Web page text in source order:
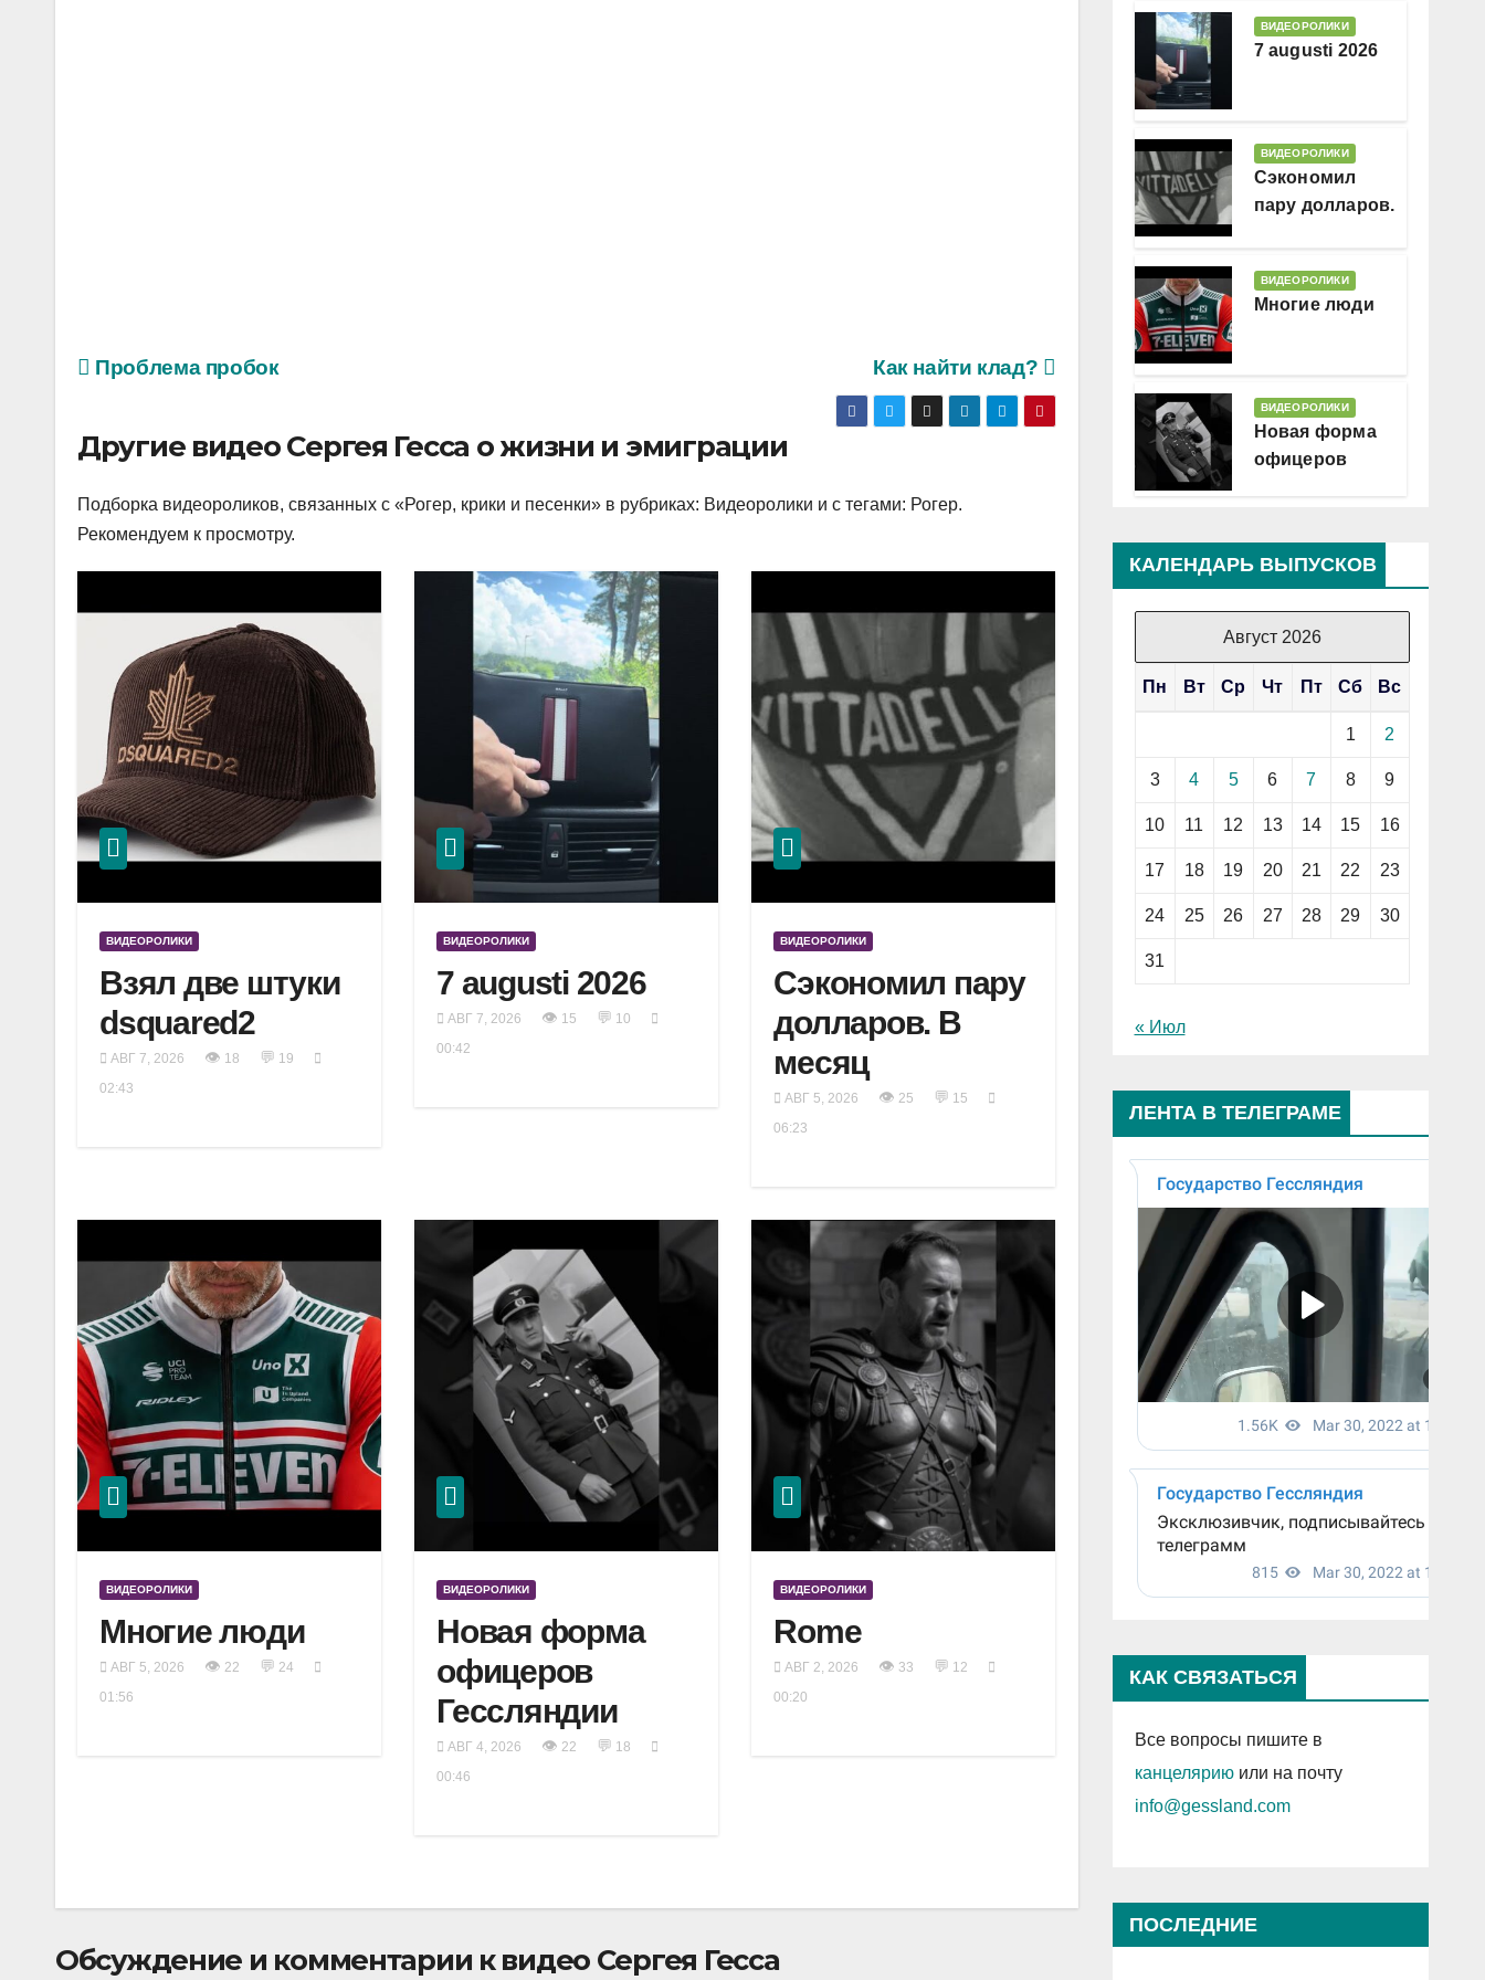
Как найти клад?
Проблема пробок
Другие видео Сергея Гесса о жизни и эмиграции
Подборка видеороликов, связанных с «Рогер, крики и песенки» в рубриках: Видеоролики и с тегами: Рогер.
Рекомендуем к просмотру.
ВИДЕОРОЛИКИ
Взял две штуки
dsquared2
АВГ 7, 2026 👁 18 💬 19
02:43
ВИДЕОРОЛИКИ
7 augusti 2026
АВГ 7, 2026 👁 15 💬 10
00:42
ВИДЕОРОЛИКИ
Сэкономил пару
долларов. В
месяц
АВГ 5, 2026 👁 25 💬 15
06:23
ВИДЕОРОЛИКИ
Многие люди
АВГ 5, 2026 👁 22 💬 24
01:56
ВИДЕОРОЛИКИ
Новая форма
офицеров
Гессляндии
АВГ 4, 2026 👁 22 💬 18
00:46
ВИДЕОРОЛИКИ
Rome
АВГ 2, 2026 👁 33 💬 12
00:20
Обсуждение и комментарии к видео Сергея Гесса
ВИДЕОРОЛИКИ
7 augusti 2026
ВИДЕОРОЛИКИ
Сэкономил
пару долларов.
ВИДЕОРОЛИКИ
Многие люди
ВИДЕОРОЛИКИ
Новая форма
офицеров
КАЛЕНДАРЬ ВЫПУСКОВ
Август 2026
Пн Вт Ср Чт Пт Сб Вс
1 2
3 4 5 6 7 8 9
10 11 12 13 14 15 16
17 18 19 20 21 22 23
24 25 26 27 28 29 30
31
« Июл
ЛЕНТА В ТЕЛЕГРАМЕ
КАК СВЯЗАТЬСЯ
Все вопросы пишите в
канцеляриюили на почту
info@gessland.com
ПОСЛЕДНИЕ